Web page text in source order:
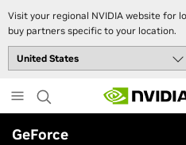
Visit your regional NVIDIA website for
buy partners specific to your location.
to
main
content
GeForce